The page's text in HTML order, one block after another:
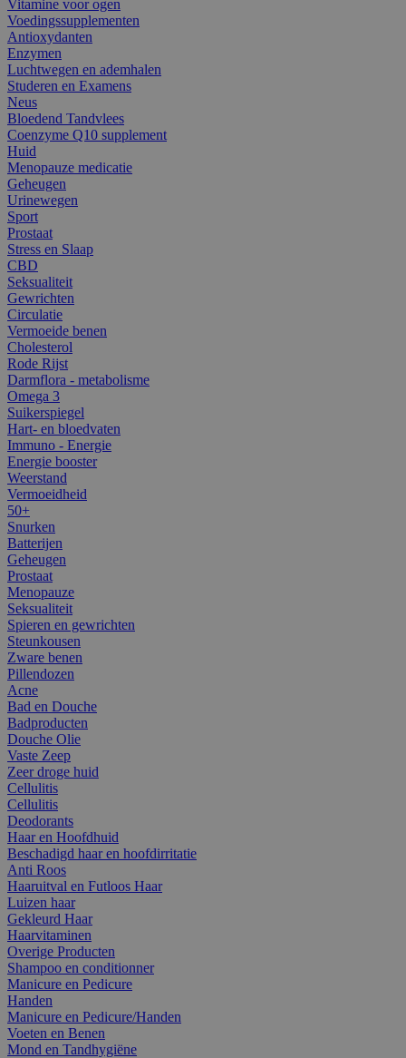
Vitamine voor ogen
Voedingssupplementen
Antioxydanten
Enzymen
Luchtwegen en ademhalen
Studeren en Examens
Neus
Bloedend Tandvlees
Coenzyme Q10 supplement
Huid
Menopauze medicatie
Geheugen
Urinewegen
Sport
Prostaat
Stress en Slaap
CBD
Seksualiteit
Gewrichten
Circulatie
Vermoeide benen
Cholesterol
Rode Rijst
Darmflora - metabolisme
Omega 3
Suikerspiegel
Hart- en bloedvaten
Immuno - Energie
Energie booster
Weerstand
Vermoeidheid
50+
Snurken
Batterijen
Geheugen
Prostaat
Menopauze
Seksualiteit
Spieren en gewrichten
Steunkousen
Zware benen
Pillendozen
Acne
Bad en Douche
Badproducten
Douche Olie
Vaste Zeep
Zeer droge huid
Cellulitis
Cellulitis
Deodorants
Haar en Hoofdhuid
Beschadigd haar en hoofdirritatie
Anti Roos
Haaruitval en Futloos Haar
Luizen haar
Gekleurd Haar
Haarvitaminen
Overige Producten
Shampoo en conditionner
Manicure en Pedicure
Handen
Manicure en Pedicure/Handen
Voeten en Benen
Mond en Tandhygiëne